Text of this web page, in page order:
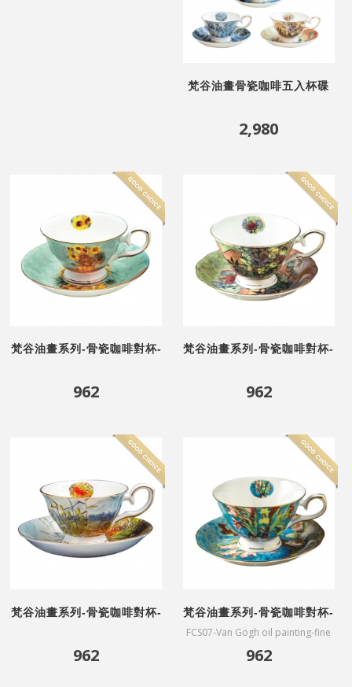
梵谷油畫骨瓷咖啡五入杯碟
2,980
梵谷油畫系列-骨瓷咖啡對杯-
962
梵谷油畫系列-骨瓷咖啡對杯-
962
梵谷油畫系列-骨瓷咖啡對杯-
962
梵谷油畫系列-骨瓷咖啡對杯-
劍蘭
FCS07-Van Gogh oil painting-fine
Gladiolus(affiliated gift box)
962